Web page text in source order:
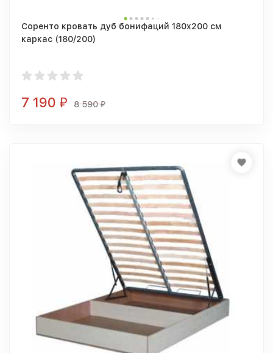
Соренто кровать дуб бонифаций 180x200 см
каркас (180/200)
7 190 ₽ 8 590₽